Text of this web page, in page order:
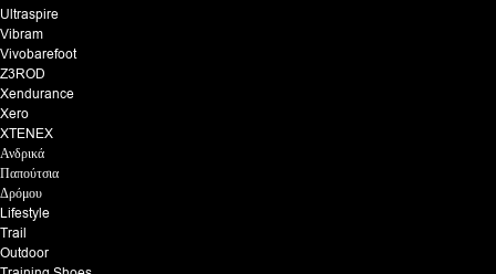
Ultraspire
Vibram
Vivobarefoot
Z3ROD
Xendurance
Xero
XTENEX
Ανδρικά
Παπούτσια
Δρόμου
Lifestyle
Trail
Outdoor